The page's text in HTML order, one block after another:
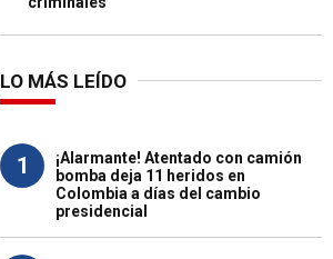
LO MÁS LEÍDO
1
¡Alarmante! Atentado con camión
bomba deja 11 heridos en
Colombia a días del cambio
presidencial